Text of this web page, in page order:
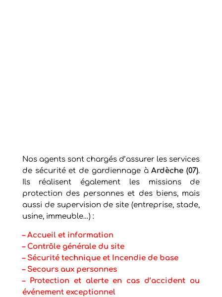
Nos agents sont chargés d’assurer les services
de sécurité et de gardiennage àArdèche (07).
Ils réalisent également les missions de
protection des personnes et des biens, mais
aussi de supervision de site (entreprise, stade,
usine, immeuble…) :
– Accueil et information
– Contrôle générale du site
– Sécurité technique et Incendie de base
– Secours aux personnes
– Protection et alerte en cas d’accident ou
événement exceptionnel